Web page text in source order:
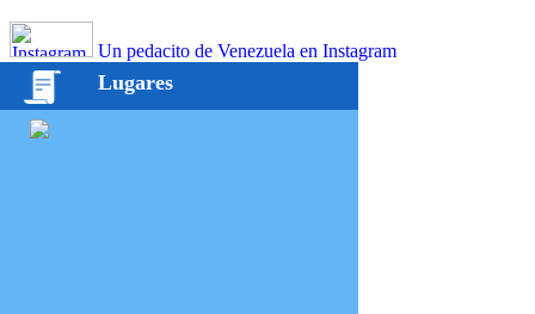
Un pedacito de Venezuela en Instagram
Lugares